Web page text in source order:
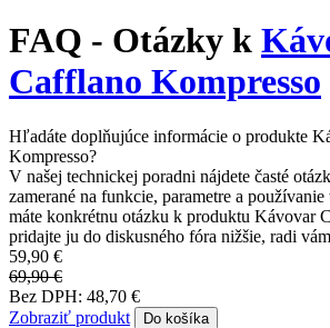
FAQ - Otázky k
Cafflano Kompresso
Hľadáte doplňujúce informácie o produkte
Kompresso?
V našej technickej poradni nájdete časté
zamerané na funkcie, parametre a
máte konkrétnu otázku k produktu Kávovar
pridajte ju do diskusného fóra nižšie, radi
59,90 €
69,90 €
Bez DPH: 48,70 €
Zobraziť produkt
Do košíka